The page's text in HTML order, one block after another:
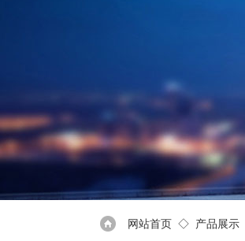
网站首页 ◇ 产品展示